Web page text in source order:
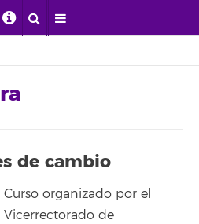
de cambio
Curso organizado por el
Vicerrectorado de